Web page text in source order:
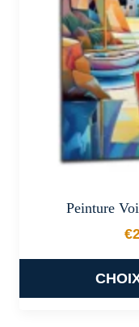
Peinture
€